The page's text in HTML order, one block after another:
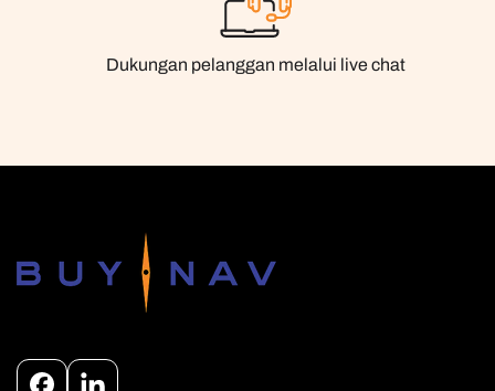
Dukungan pelanggan melalui live chat